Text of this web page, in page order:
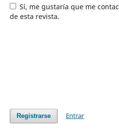
Sí, me gustaría que me contactaran para revisar artículos
de esta revista.
Registrarse Entrar